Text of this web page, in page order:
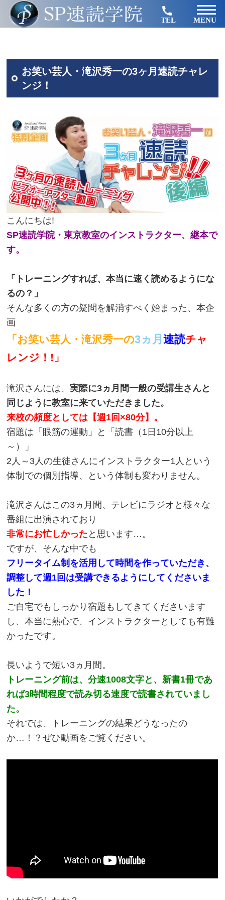
TEL MENU
お笑い芸人・滝沢秀一の3ヶ月速読チャレ
ンジ！
こんにちは!
SP速読学院・東京教室のインストラクター、継本で
す。
「トレーニングすれば、本当に速く読めるようにな
るの？」
そんな多くの方の疑問を解消すべく始まった、本企
画
「お笑い芸人・滝沢秀一の3ヵ月速読チャ
レンジ！!」
滝沢さんには、実際に3ヵ月間一般の受講生さんと
同じように教室に来ていただきました。
来校の頻度としては【週1回×80分】。
宿題は「眼筋の運動」と「読書（1日10分以上
～）」
2人～3人の生徒さんにインストラクター1人という
体制での個別指導、という体制も変わりません。
滝沢さんはこの3ヵ月間、テレビにラジオと様々な
番組に出演されており
非常にお忙しかった と思います…。
ですが、そんな中でも
フリータイム制を活用して時間を作っていただき、
調整して週1回は受講できるようにしてくださいま
した！
ご自宅でもしっかり宿題もしてきてくださいます
し、本当に熱心で、インストラクターとしても有難
かったです。
長いようで短い3ヵ月間。
トレーニング前は、分速1008文字と、新書1冊であ
れば3時間程度で読み切る速度で読書されていまし
た。
それでは、トレーニングの結果どうなったの
か…！？ぜひ動画をご覧ください。